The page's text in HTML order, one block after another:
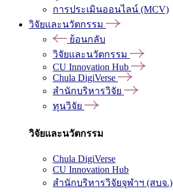
การประเมินออนไลน์ (MCV)
วิจัยและนวัตกรรม
ย้อนกลับ
วิจัยและนวัตกรรม
CU Innovation Hub
Chula DigiVerse
สำนักบริหารวิจัย
ทุนวิจัย
วิจัยและนวัตกรรม
Chula DigiVerse
CU Innovation Hub
สำนักบริหารวิจัยจุฬาฯ (สบจ.)